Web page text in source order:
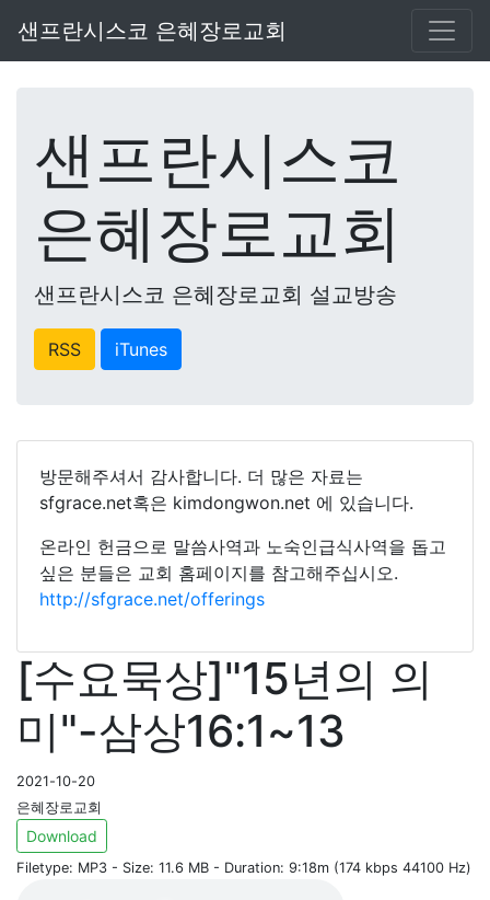
샌프란시스코 은혜장로교회
샌프란시스코
은혜장로교회
샌프란시스코 은혜장로교회 설교방송
RSS iTunes
방문해주셔서 감사합니다. 더 많은 자료는
sfgrace.net혹은 kimdongwon.net 에 있습니다.
온라인 헌금으로 말씀사역과 노숙인급식사역을 돕고
싶은 분들은 교회 홈페이지를 참고해주십시오.
http://sfgrace.net/offerings
[수요묵상]"15년의 의
미"-삼상16:1~13
2021-10-20
은혜장로교회
Download
Filetype: MP3 - Size: 11.6 MB - Duration: 9:18m (174 kbps 44100 Hz)